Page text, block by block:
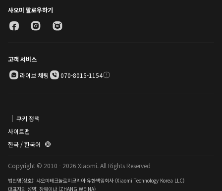
샤오미 팔로우하기
고객 서비스
라이브 채팅
070-8015-1154
쿠키 정책
사이트맵
한국 / 한국어
Copyright © 2010 - 2026 Xiaomi. All Rights Reserved
법인명(상호): 샤오미테크놀로지코리아 유한책임회사 (Xiaomi Technology Korea LLC)
대표자의 성명: 장웨이나 (ZHANG WEINA)